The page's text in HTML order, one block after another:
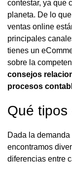
contestar, ya que
planeta. De lo
ventas online
principales
tienes un
sobre la
consejos
procesos
Qué tipos
Dada la
encontramos
diferencias entre